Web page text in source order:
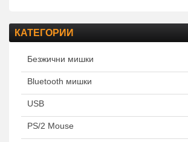
КАТЕГОРИИ
Безжични мишки
Bluetooth мишки
USB
PS/2 Mouse